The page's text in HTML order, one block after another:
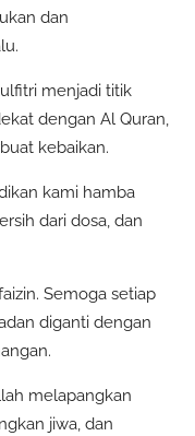
dan
menjadi titik
dengan Al Quran,
kebaikan.
kami hamba
dari dosa, dan
Semoga setiap
diganti dengan
melapangkan
jiwa, dan